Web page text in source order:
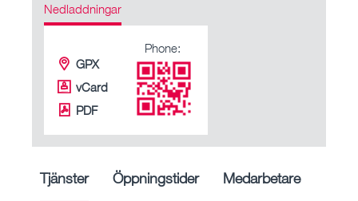
Nedladdningar
GPX
vCard
PDF
Phone:
Tjänster Öppningstider Medarbetare